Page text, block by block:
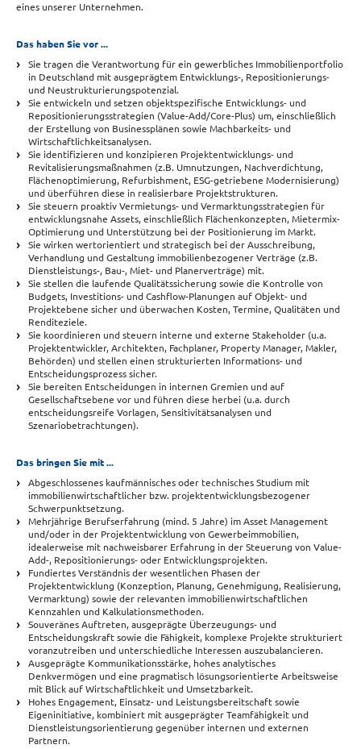
eines unserer Unternehmen.
Das haben Sie vor ...
Sie tragen die Verantwortung für ein gewerbliches Immobilienportfolio
in Deutschland mit ausgeprägtem Entwicklungs-, Repositionierungs-
und Neustrukturierungspotenzial.
Sie entwickeln und setzen objektspezifische Entwicklungs- und
Repositionierungsstrategien (Value-Add/Core-Plus) um, einschließlich
der Erstellung von Businessplänen sowie Machbarkeits- und
Wirtschaftlichkeitsanalysen.
Sie identifizieren und konzipieren Projektentwicklungs- und
Revitalisierungsmaßnahmen (z.B. Umnutzungen, Nachverdichtung,
Flächenoptimierung, Refurbishment, ESG-getriebene Modernisierung)
und überführen diese in realisierbare Projektstrukturen.
Sie steuern proaktiv Vermietungs- und Vermarktungsstrategien für
entwicklungsnahe Assets, einschließlich Flächenkonzepten, Mietermix-
Optimierung und Unterstützung bei der Positionierung im Markt.
Sie wirken wertorientiert und strategisch bei der Ausschreibung,
Verhandlung und Gestaltung immobilienbezogener Verträge (z.B.
Dienstleistungs-, Bau-, Miet- und Planerverträge) mit.
Sie stellen die laufende Qualitätssicherung sowie die Kontrolle von
Budgets, Investitions- und Cashflow-Planungen auf Objekt- und
Projektebene sicher und überwachen Kosten, Termine, Qualitäten und
Renditeziele.
Sie koordinieren und steuern interne und externe Stakeholder (u.a.
Projektentwickler, Architekten, Fachplaner, Property Manager, Makler,
Behörden) und stellen einen strukturierten Informations- und
Entscheidungsprozess sicher.
Sie bereiten Entscheidungen in internen Gremien und auf
Gesellschaftsebene vor und führen diese herbei (u.a. durch
entscheidungsreife Vorlagen, Sensitivitätsanalysen und
Szenariobetrachtungen).
Das bringen Sie mit ...
Abgeschlossenes kaufmännisches oder technisches Studium mit
immobilienwirtschaftlicher bzw. projektentwicklungsbezogener
Schwerpunktsetzung.
Mehrjährige Berufserfahrung (mind. 5 Jahre) im Asset Management
und/oder in der Projektentwicklung von Gewerbeimmobilien,
idealerweise mit nachweisbarer Erfahrung in der Steuerung von Value-
Add-, Repositionierungs- oder Entwicklungsprojekten.
Fundiertes Verständnis der wesentlichen Phasen der
Projektentwicklung (Konzeption, Planung, Genehmigung, Realisierung,
Vermarktung) sowie der relevanten immobilienwirtschaftlichen
Kennzahlen und Kalkulationsmethoden.
Souveränes Auftreten, ausgeprägte Überzeugungs- und
Entscheidungskraft sowie die Fähigkeit, komplexe Projekte strukturiert
voranzutreiben und unterschiedliche Interessen auszubalancieren.
Ausgeprägte Kommunikationsstärke, hohes analytisches
Denkvermögen und eine pragmatisch lösungsorientierte Arbeitsweise
mit Blick auf Wirtschaftlichkeit und Umsetzbarkeit.
Hohes Engagement, Einsatz- und Leistungsbereitschaft sowie
Eigeninitiative, kombiniert mit ausgeprägter Teamfähigkeit und
Dienstleistungsorientierung gegenüber internen und externen
Partnern.